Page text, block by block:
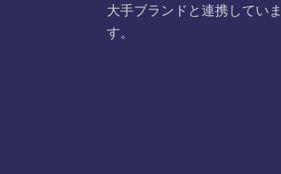
大手ブランドと連携していま
す。